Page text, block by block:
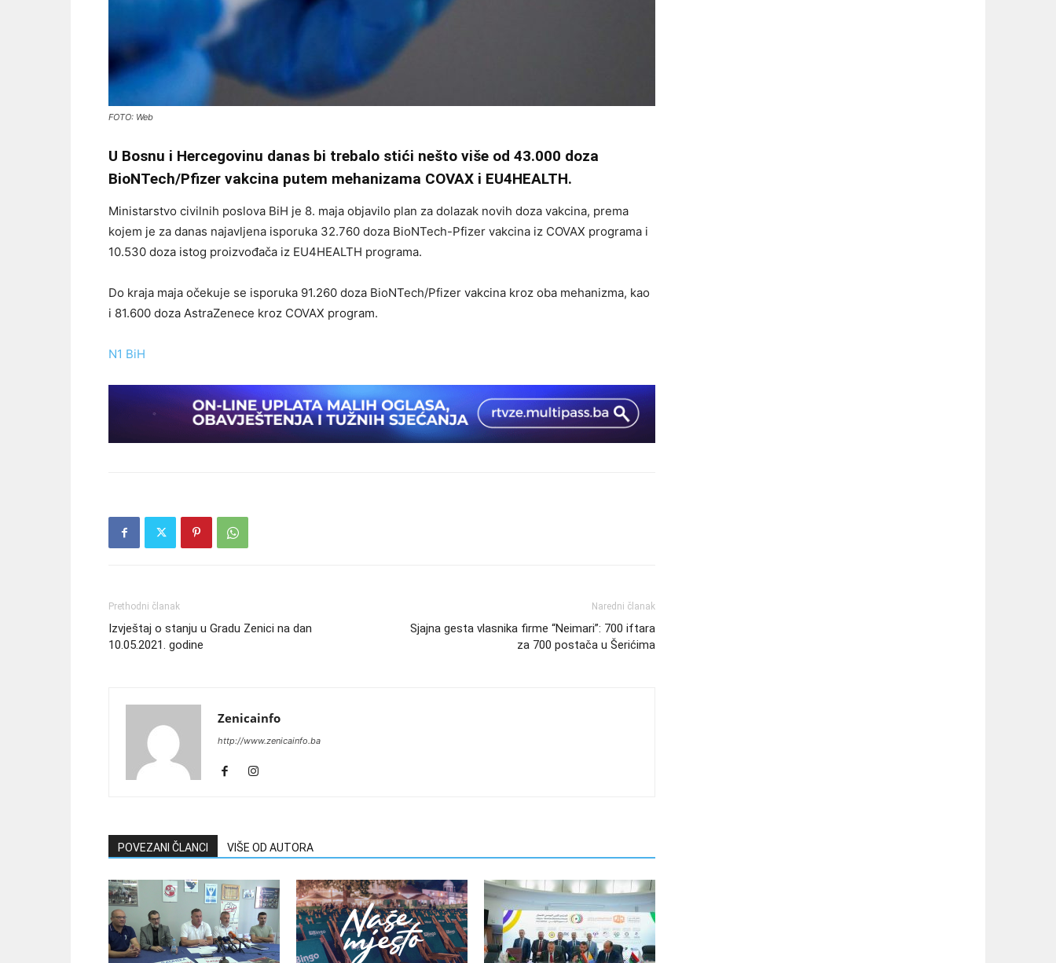
FOTO: Web
U Bosnu i Hercegovinu danas bi trebalo stići nešto više od 43.000 doza
BioNTech/Pfizer vakcina putem mehanizama COVAX i EU4HEALTH.
Ministarstvo civilnih poslova BiH je 8. maja objavilo plan za dolazak novih doza vakcina, prema
kojem je za danas najavljena isporuka 32.760 doza BioNTech-Pfizer vakcina iz COVAX programa i
10.530 doza istog proizvođača iz EU4HEALTH programa.
Do kraja maja očekuje se isporuka 91.260 doza BioNTech/Pfizer vakcina kroz oba mehanizma, kao
i 81.600 doza AstraZenece kroz COVAX program.
N1 BiH
Prethodni članak
Izvještaj o stanju u Gradu Zenici na dan
10.05.2021. godine
Naredni članak
Sjajna gesta vlasnika firme “Neimari”: 700 iftara
za 700 postača u Šerićima
Zenicainfo
http://www.zenicainfo.ba
POVEZANI ČLANCI VIŠE OD AUTORA